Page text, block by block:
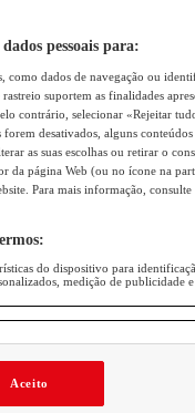
pessoais para:
como dados de navegação ou
suportem as finalidades
contrário, selecionar «Rejeitar
forem desativados, alguns
as suas escolhas ou retirar o
da página Web (ou no ícone na
Para mais informação,
do dispositivo para
medição de publicidade
Aceito